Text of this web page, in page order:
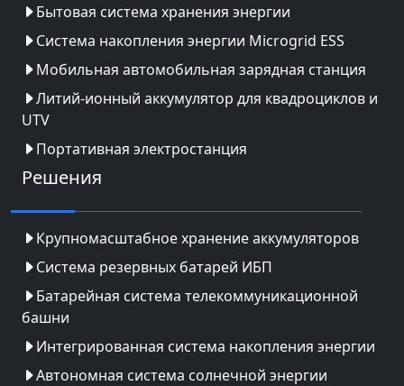
Бытовая система хранения энергии
Система накопления энергии Microgrid ESS
Мобильная автомобильная зарядная станция
Литий-ионный аккумулятор для квадроциклов и
UTV
Портативная электростанция
Решения
Крупномасштабное хранение аккумуляторов
Система резервных батарей ИБП
Батарейная система телекоммуникационной
башни
Интегрированная система накопления энергии
Автономная система солнечной энергии